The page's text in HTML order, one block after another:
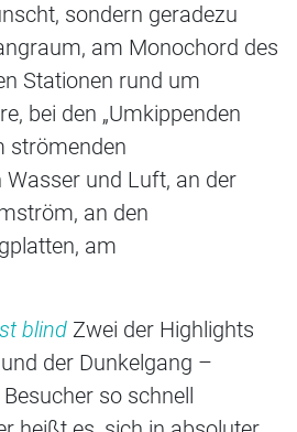
sondern geradezu
am Monochord des
Stationen rund um
bei den „Umkippenden
strömenden
und Luft, an der
an den
am
blind Zwei der Highlights
der Dunkelgang –
so schnell